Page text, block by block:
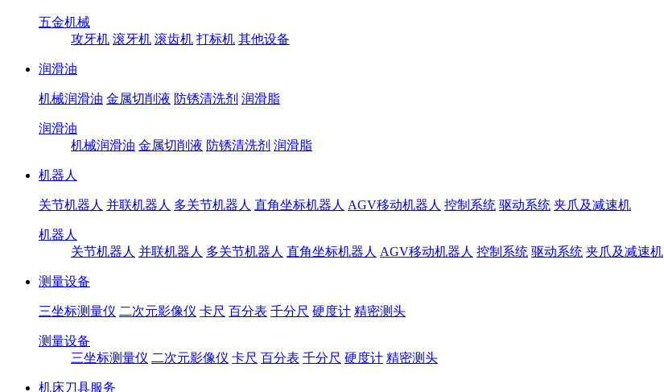
五金机械
攻牙机 滚牙机 滚齿机 打标机 其他设备
润滑油
机械润滑油 金属切削液 防锈清洗剂 润滑脂
润滑油
机械润滑油 金属切削液 防锈清洗剂 润滑脂
机器人
关节机器人 并联机器人 多关节机器人 直角坐标机器人 AGV移动机器人 控制系统 驱动系统 夹爪及减速机
机器人
关节机器人 并联机器人 多关节机器人 直角坐标机器人 AGV移动机器人 控制系统 驱动系统 夹爪及减速机
测量设备
三坐标测量仪 二次元影像仪 卡尺 百分表 千分尺 硬度计 精密测头
测量设备
三坐标测量仪 二次元影像仪 卡尺 百分表 千分尺 硬度计 精密测头
机床刀具服务